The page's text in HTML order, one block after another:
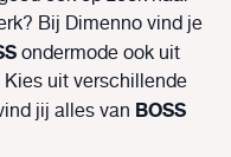
Bij Dimenno vind je
ondermode ook uit
uit verschillende
jij alles van BOSS